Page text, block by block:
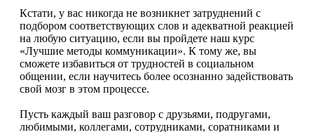
Кстати, у вас никогда не возникнет затруднений с
подбором соответствующих слов и адекватной реакцией
на любую ситуацию, если вы пройдете наш курс
«Лучшие методы коммуникации». К тому же, вы
сможете избавиться от трудностей в социальном
общении, если научитесь более осознанно задействовать
свой мозг в этом процессе.
Пусть каждый ваш разговор с друзьями, подругами,
любимыми, коллегами, сотрудниками, соратниками и